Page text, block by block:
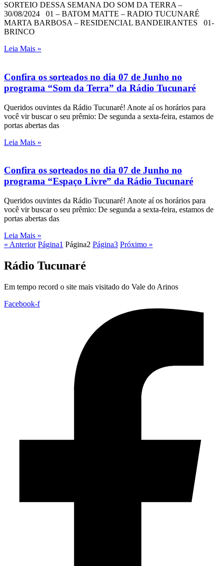
SORTEIO DESSA SEMANA DO SOM DA TERRA –
30/08/2024 01 – BATOM MATTE – RADIO TUCUNARÉ
MARTA BARBOSA – RESIDENCIAL BANDEIRANTES 01-
BRINCO
Leia Mais »
Confira os sorteados no dia 07 de Junho no
programa “Som da Terra” da Rádio Tucunaré
Queridos ouvintes da Rádio Tucunaré! Anote aí os horários para
você vir buscar o seu prêmio: De segunda a sexta-feira, estamos de
portas abertas das
Leia Mais »
Confira os sorteados no dia 07 de Junho no
programa “Espaço Livre” da Rádio Tucunaré
Queridos ouvintes da Rádio Tucunaré! Anote aí os horários para
você vir buscar o seu prêmio: De segunda a sexta-feira, estamos de
portas abertas das
Leia Mais »
« Anterior Página1 Página2 Página3 Próximo »
Rádio Tucunaré
Em tempo record o site mais visitado do Vale do Arinos
Facebook-f